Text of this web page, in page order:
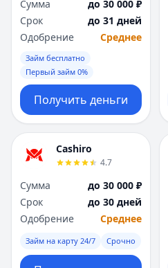
Сумма
до 30 000 ₽
Срок
до 31 дней
Одобрение
Среднее
Займ бесплатно
Первый займ 0%
Получить деньги
Cashiro
4.7
Сумма
до 30 000 ₽
Срок
до 30 дней
Одобрение
Среднее
Займ на карту 24/7 Срочно